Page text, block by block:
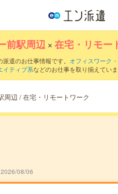
前駅周辺 ×在宅・リモー
遣のお仕事情報です。 オフィスワーク
イティブ系などのお仕事を取り揃えてい
周辺 / 在宅・リモートワーク
2026/08/06